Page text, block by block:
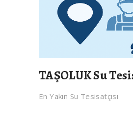
TAŞOLUK Su
En Yakın Su Tesisatçısı